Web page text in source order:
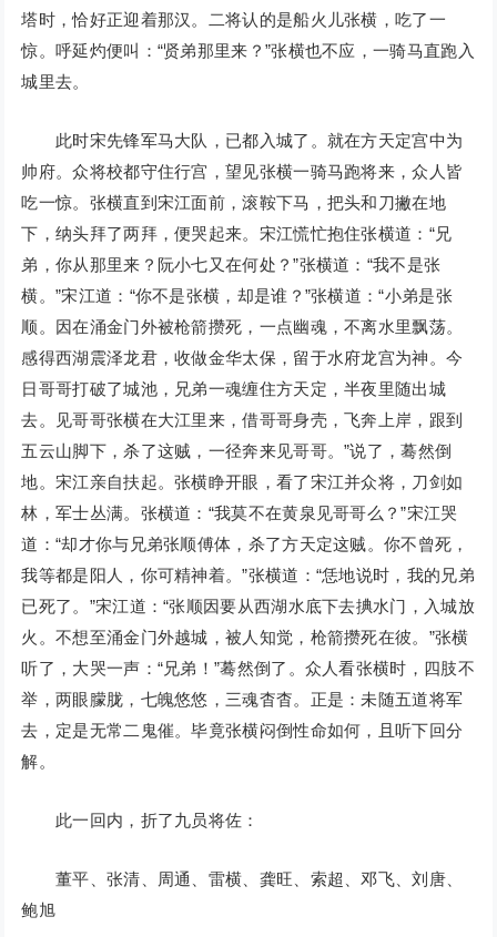
塔时，恰好正迎着那汉。二将认的是船火儿张横，吃了一
惊。呼延灼便叫：“贤弟那里来？”张横也不应，一骑马直跑入
城里去。
此时宋先锋军马大队，已都入城了。就在方天定宫中为
帅府。众将校都守住行宫，望见张横一骑马跑将来，众人皆
吃一惊。张横直到宋江面前，滚鞍下马，把头和刀撇在地
下，纳头拜了两拜，便哭起来。宋江慌忙抱住张横道：“兄
弟，你从那里来？阮小七又在何处？”张横道：“我不是张
横。”宋江道：“你不是张横，却是谁？”张横道：“小弟是张
顺。因在涌金门外被枪箭攒死，一点幽魂，不离水里飘荡。
感得西湖震泽龙君，收做金华太保，留于水府龙宫为神。今
日哥哥打破了城池，兄弟一魂缠住方天定，半夜里随出城
去。见哥哥张横在大江里来，借哥哥身壳，飞奔上岸，跟到
五云山脚下，杀了这贼，一径奔来见哥哥。”说了，蓦然倒
地。宋江亲自扶起。张横睁开眼，看了宋江并众将，刀剑如
林，军士丛满。张横道：“我莫不在黄泉见哥哥么？”宋江哭
道：“却才你与兄弟张顺傅体，杀了方天定这贼。你不曾死，
我等都是阳人，你可精神着。”张横道：“恁地说时，我的兄弟
已死了。”宋江道：“张顺因要从西湖水底下去捵水门，入城放
火。不想至涌金门外越城，被人知觉，枪箭攒死在彼。”张横
听了，大哭一声：“兄弟！”蓦然倒了。众人看张横时，四肢不
举，两眼朦胧，七魄悠悠，三魂杳杳。正是：未随五道将军
去，定是无常二鬼催。毕竟张横闷倒性命如何，且听下回分
解。
此一回内，折了九员将佐：
董平、张清、周通、雷横、龚旺、索超、邓飞、刘唐、
鲍旭